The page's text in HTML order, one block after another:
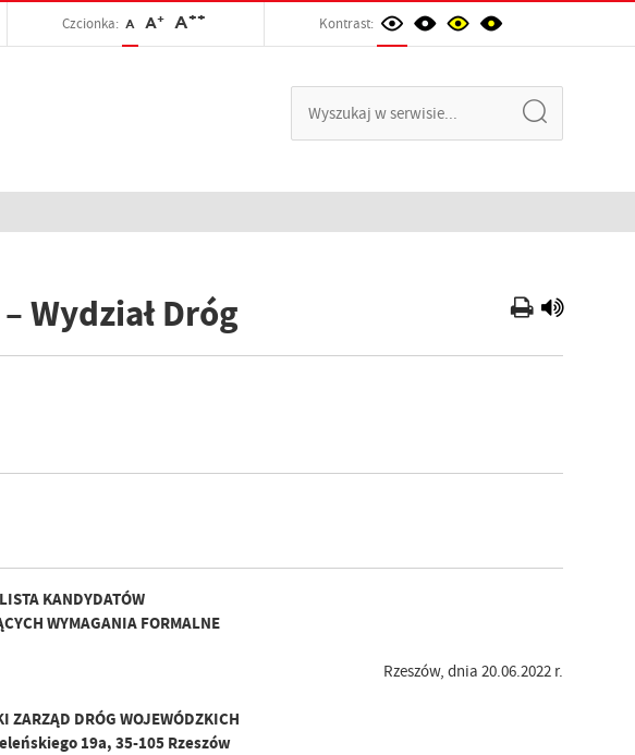
Czcionka: A A+ A++ Kontrast:
Wydział Dróg
LISTA KANDYDATÓW
WYMAGANIA FORMALNE
Rzeszów, dnia 20.06.2022 r.
ZARZĄD DRÓG WOJEWÓDZKICH
19a, 35-105 Rzeszów